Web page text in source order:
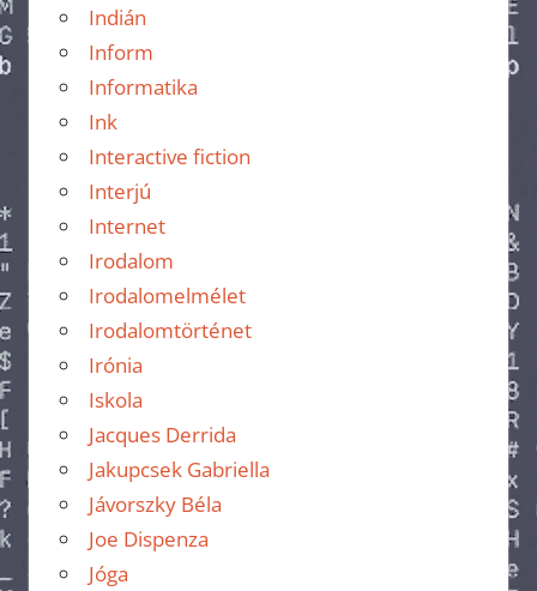
Indián
Inform
Informatika
Ink
Interactive fiction
Interjú
Internet
Irodalom
Irodalomelmélet
Irodalomtörténet
Irónia
Iskola
Jacques Derrida
Jakupcsek Gabriella
Jávorszky Béla
Joe Dispenza
Jóga